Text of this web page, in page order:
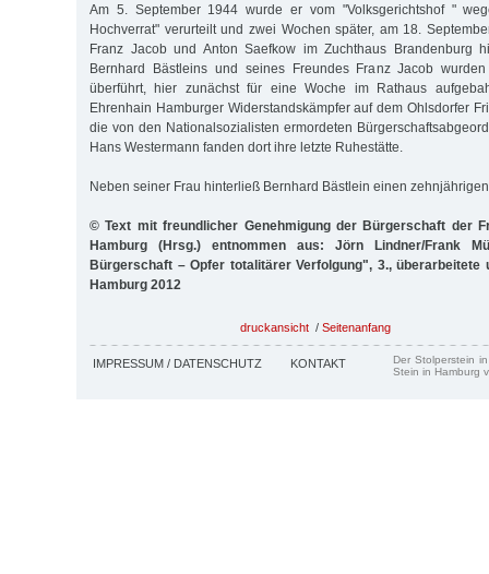
Am 5. September 1944 wurde er vom "Volksgerichtshof "
Hochverrat" verurteilt und zwei Wochen später, am 18.
Franz Jacob und Anton Saefkow im Zuchthaus Brandenburg
Bernhard Bästleins und seines Freundes Franz Jacob
überführt, hier zunächst für eine Woche im Rathaus
Ehrenhain Hamburger Widerstandskämpfer auf dem Ohlsdorfer
die von den Nationalsozialisten ermordeten
Hans Westermann fanden dort ihre letzte Ruhestätte.
Neben seiner Frau hinterließ Bernhard Bästlein einen
© Text mit freundlicher Genehmigung der Bürgerschaft der
Hamburg (Hrsg.) entnommen aus: Jörn Lindner/Frank
Bürgerschaft – Opfer totalitärer Verfolgung", 3., überarbeitete
Hamburg 2012
druckansicht / Seitenanfang
IMPRESSUM / DATENSCHUTZ KONTAKT
Der Stolperstein
Stein in Hamburg